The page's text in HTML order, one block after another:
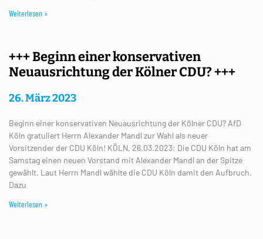
Weiterlesen »
+++ Beginn einer konservativen
Neuausrichtung der Kölner CDU? +++
26. März 2023
Beginn einer konservativen Neuausrichtung der Kölner CDU? AfD
Köln gratuliert Herrn Alexander Mandl zur Wahl als neuer
Vorsitzender der CDU Köln! KÖLN, 26.03.2023: Die CDU Köln hat am
Samstag einen neuen Vorstand mit Alexander Mandl an der Spitze
gewählt. Laut Herrn Mandl wählte die CDU Köln damit den Aufbruch.
Dazu
Weiterlesen »